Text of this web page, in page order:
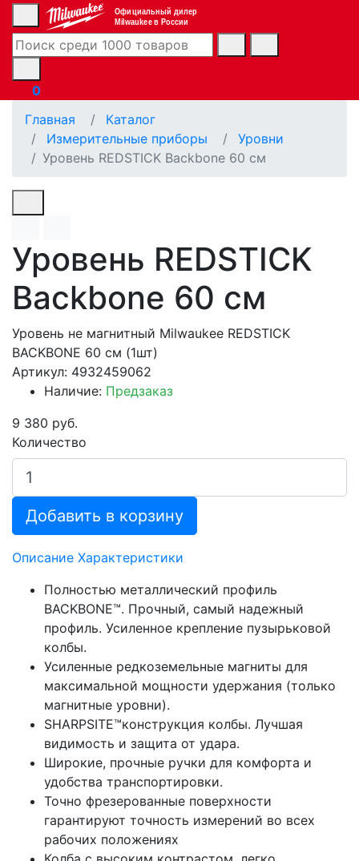
Официальный дилер
Milwaukee в России
0
Главная
Каталог
Измерительные приборы
Уровни
Уровень REDSTICK Backbone 60 см
Уровень REDSTICK
Backbone 60 см
Уровень не магнитный Milwaukee REDSTICK
BACKBONE 60 см (1шт)
Артикул: 4932459062
Наличие: Предзаказ
9 380 руб.
Количество
Добавить в корзину
Описание Характеристики
Полностью металлический профиль
BACKBONE™. Прочный, самый надежный
профиль. Усиленное крепление пузырьковой
колбы.
Усиленные редкоземельные магниты для
максимальной мощности удержания (только
магнитные уровни).
SHARPSITE™конструкция колбы. Лучшая
видимость и защита от удара.
Широкие, прочные ручки для комфорта и
удобства транспортировки.
Точно фрезерованные поверхности
гарантируют точность измерений во всех
рабочих положениях